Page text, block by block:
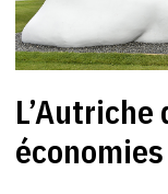
économies